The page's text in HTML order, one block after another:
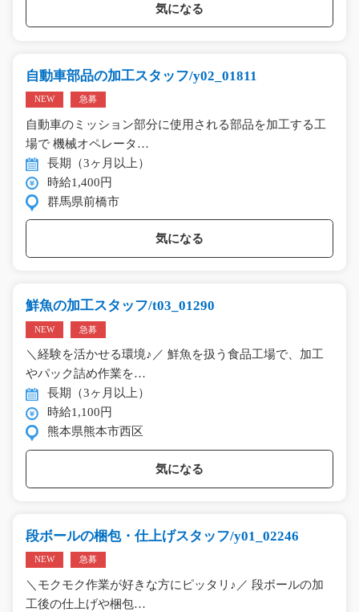
気になる
自動車部品の加工スタッフ/y02_01811
NEW 急募
自動車のミッション部分に使用される部品を加工する工
場で 機械オペレータ…
長期（3ヶ月以上）
時給1,400円
群馬県前橋市
気になる
鮮魚の加工スタッフ/t03_01290
NEW 急募
＼経験を活かせる環境♪／ 鮮魚を扱う食品工場で、加工
やパック詰め作業を…
長期（3ヶ月以上）
時給1,100円
熊本県熊本市西区
気になる
段ボールの梱包・仕上げスタッフ/y01_02246
NEW 急募
＼モクモク作業が好きな方にピッタリ♪／ 段ボールの加
工後の仕上げや梱包…